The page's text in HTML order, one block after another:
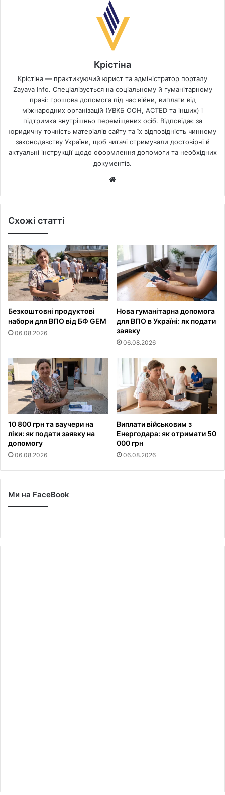
Крістіна
Крістіна — практикуючий юрист та адміністратор порталу
Zayava Info. Спеціалізується на соціальному й гуманітарному
праві: грошова допомога під час війни, виплати від
міжнародних організацій (УВКБ ООН, ACTED та інших) і
підтримка внутрішньо переміщених осіб. Відповідає за
юридичну точність матеріалів сайту та їх відповідність чинному
законодавству України, щоб читачі отримували достовірні й
актуальні інструкції щодо оформлення допомоги та необхідних
документів.
Схожі статті
Безкоштовні продуктові
набори для ВПО від БФ GEM
06.08.2026
Нова гуманітарна допомога
для ВПО в Україні: як подати
заявку
06.08.2026
10 800 грн та ваучери на
ліки: як подати заявку на
допомогу
06.08.2026
Виплати військовим з
Енергодара: як отримати 50
000 грн
06.08.2026
Ми на FaceBook